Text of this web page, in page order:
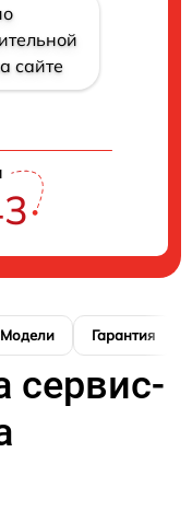
сайте
Модели Гарантия
сервис-